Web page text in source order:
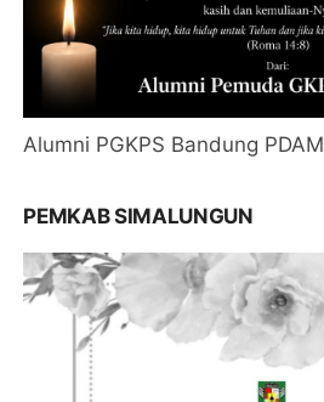
Alumni PGKPS Bandung PDAM
PEMKAB SIMALUNGUN